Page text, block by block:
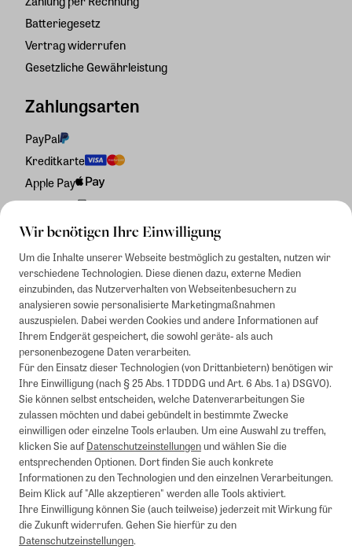
Wir benötigen Ihre Einwilligung
Um die Inhalte unserer Webseite bestmöglich zu gestalten, nutzen wir
verschiedene Technologien. Diese dienen dazu, externe Medien
einzubinden, das Nutzerverhalten von Webseitenbesuchern zu
analysieren sowie personalisierte Marketingmaßnahmen
auszuspielen. Dabei werden Cookies und andere Informationen auf
Ihrem Endgerät gespeichert, die sowohl geräte- als auch
personenbezogene Daten verarbeiten.
Für den Einsatz dieser Technologien (von Drittanbietern) benötigen wir
Ihre Einwilligung (nach § 25 Abs. 1 TDDDG und Art. 6 Abs. 1 a) DSGVO).
Sie können selbst entscheiden, welche Datenverarbeitungen Sie
zulassen möchten und dabei gebündelt in bestimmte Zwecke
einwilligen oder einzelne Tools erlauben. Um eine Auswahl zu treffen,
klicken Sie aufDatenschutzeinstellungenund wählen Sie die
entsprechenden Optionen. Dort finden Sie auch konkrete
Informationen zu den Technologien und den einzelnen Verarbeitungen.
Beim Klick auf "Alle akzeptieren" werden alle Tools aktiviert.
Ihre Einwilligung können Sie (auch teilweise) jederzeit mit Wirkung für
die Zukunft widerrufen. Gehen Sie hierfür zu den
Datenschutzeinstellungen.
Batteriegesetz
Vertrag widerrufen
Gesetzliche Gewährleistung
Zahlungsarten
PayPal
Kreditkarte
Apple Pay
Rechnung